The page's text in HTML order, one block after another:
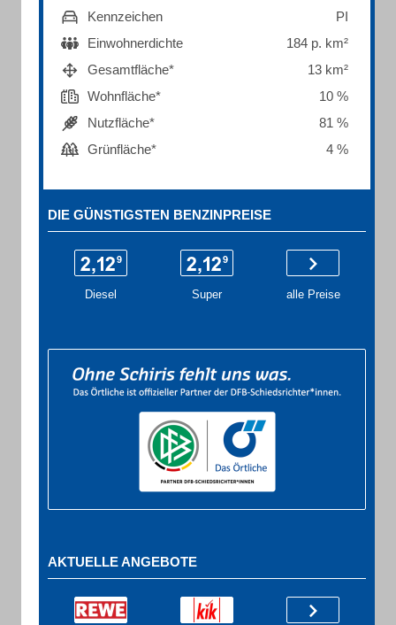
Kennzeichen
PI
Einwohnerdichte
184 p. km²
Gesamtfläche*
13 km²
Wohnfläche*
10 %
Nutzfläche*
81 %
Grünfläche*
4 %
DIE GÜNSTIGSTEN BENZINPREISE
Diesel Super alle Preise
AKTUELLE ANGEBOTE